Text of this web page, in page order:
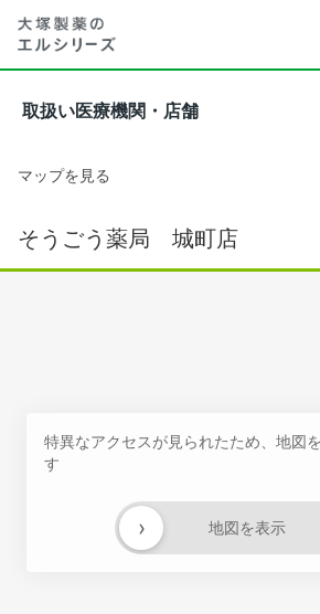
取扱い医療機関・店舗
マップを見る
そうごう薬局 城町店
特異なアクセスが見られたため、地図
す
地図を表示
›